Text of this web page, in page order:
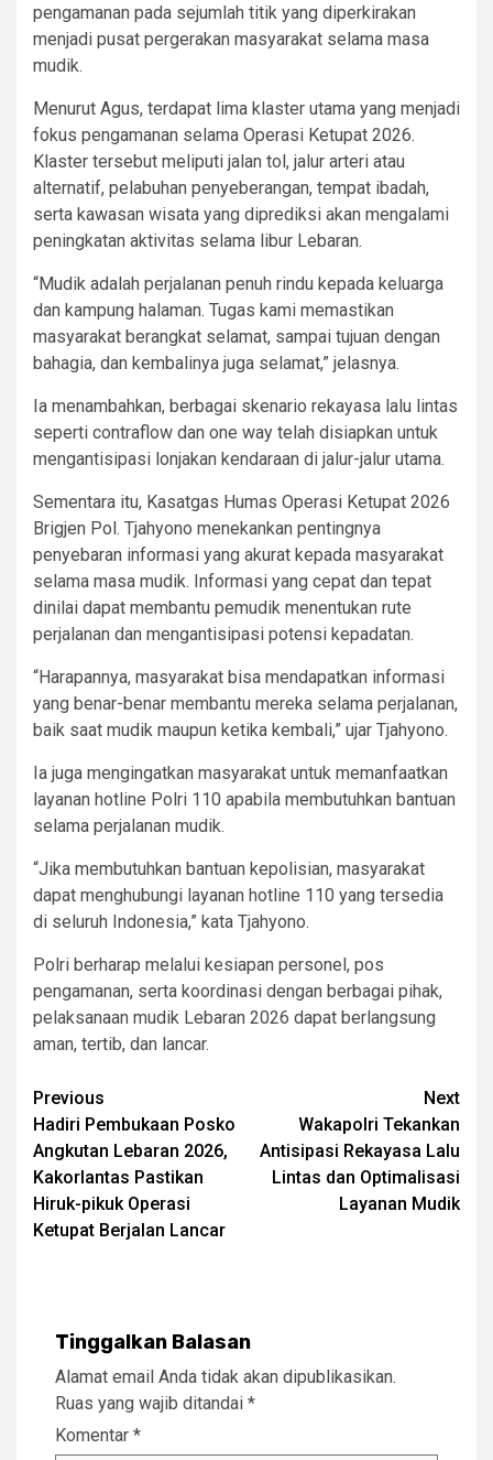
pengamanan pada sejumlah titik yang diperkirakan
menjadi pusat pergerakan masyarakat selama masa
mudik.
Menurut Agus, terdapat lima klaster utama yang menjadi
fokus pengamanan selama Operasi Ketupat 2026.
Klaster tersebut meliputi jalan tol, jalur arteri atau
alternatif, pelabuhan penyeberangan, tempat ibadah,
serta kawasan wisata yang diprediksi akan mengalami
peningkatan aktivitas selama libur Lebaran.
“Mudik adalah perjalanan penuh rindu kepada keluarga
dan kampung halaman. Tugas kami memastikan
masyarakat berangkat selamat, sampai tujuan dengan
bahagia, dan kembalinya juga selamat,” jelasnya.
Ia menambahkan, berbagai skenario rekayasa lalu lintas
seperti contraflow dan one way telah disiapkan untuk
mengantisipasi lonjakan kendaraan di jalur-jalur utama.
Sementara itu, Kasatgas Humas Operasi Ketupat 2026
Brigjen Pol. Tjahyono menekankan pentingnya
penyebaran informasi yang akurat kepada masyarakat
selama masa mudik. Informasi yang cepat dan tepat
dinilai dapat membantu pemudik menentukan rute
perjalanan dan mengantisipasi potensi kepadatan.
“Harapannya, masyarakat bisa mendapatkan informasi
yang benar-benar membantu mereka selama perjalanan,
baik saat mudik maupun ketika kembali,” ujar Tjahyono.
Ia juga mengingatkan masyarakat untuk memanfaatkan
layanan hotline Polri 110 apabila membutuhkan bantuan
selama perjalanan mudik.
“Jika membutuhkan bantuan kepolisian, masyarakat
dapat menghubungi layanan hotline 110 yang tersedia
di seluruh Indonesia,” kata Tjahyono.
Polri berharap melalui kesiapan personel, pos
pengamanan, serta koordinasi dengan berbagai pihak,
pelaksanaan mudik Lebaran 2026 dapat berlangsung
aman, tertib, dan lancar.
Post
navigation
Previous
Hadiri Pembukaan Posko
Angkutan Lebaran 2026,
Kakorlantas Pastikan
Hiruk-pikuk Operasi
Ketupat Berjalan Lancar
Next
Wakapolri Tekankan
Antisipasi Rekayasa Lalu
Lintas dan Optimalisasi
Layanan Mudik
Tinggalkan Balasan
Alamat email Anda tidak akan dipublikasikan.
Ruas yang wajib ditandai *
Komentar *